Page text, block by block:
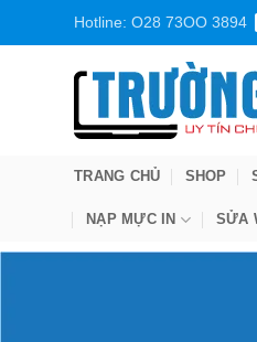
Hotline: O28 73OO 3894
TRANG CHỦ SHOP
NẠP MỰC IN SỬA